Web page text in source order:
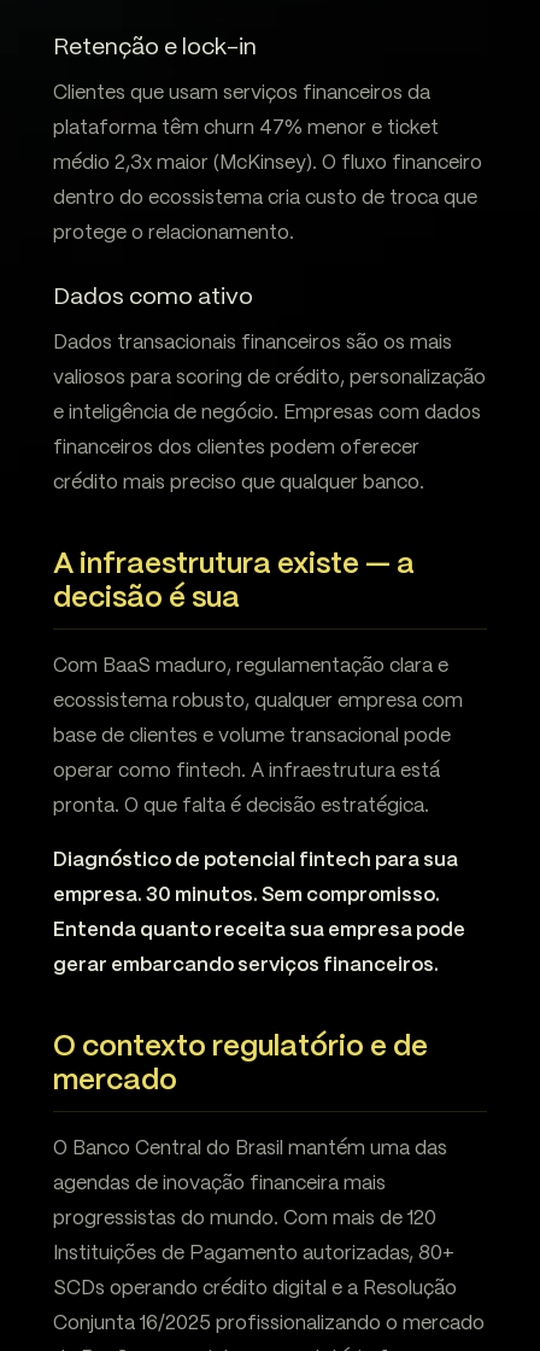
Retenção e lock-in
Clientes que usam serviços financeiros da
plataforma têm churn 47% menor e ticket
médio 2,3x maior (McKinsey). O fluxo financeiro
dentro do ecossistema cria custo de troca que
protege o relacionamento.
Dados como ativo
Dados transacionais financeiros são os mais
valiosos para scoring de crédito, personalização
e inteligência de negócio. Empresas com dados
financeiros dos clientes podem oferecer
crédito mais preciso que qualquer banco.
A infraestrutura existe — a
decisão é sua
Com BaaS maduro, regulamentação clara e
ecossistema robusto, qualquer empresa com
base de clientes e volume transacional pode
operar como fintech. A infraestrutura está
pronta. O que falta é decisão estratégica.
Diagnóstico de potencial fintech para sua
empresa. 30 minutos. Sem compromisso.
Entenda quanto receita sua empresa pode
gerar embarcando serviços financeiros.
O contexto regulatório e de
mercado
O Banco Central do Brasil mantém uma das
agendas de inovação financeira mais
progressistas do mundo. Com mais de 120
Instituições de Pagamento autorizadas, 80+
SCDs operando crédito digital e a Resolução
Conjunta 16/2025 profissionalizando o mercado